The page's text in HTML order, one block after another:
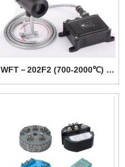
WFT－202F2 (700-2000℃) 辐
射感温器